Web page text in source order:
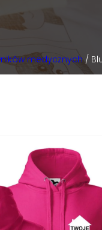
medycznych/